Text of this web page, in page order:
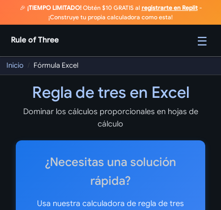
🎉 ¡TIEMPO LIMITADO!Obtén $10 GRATIS al registrarte en Replit-
¡Construye tu propia calculadora como esta!
Rule of Three ☰
Inicio / Fórmula Excel
Regla de tres en Excel
Dominar los cálculos proporcionales en hojas de
cálculo
¿Necesitas una solución
rápida?
Usa nuestra calculadora de regla de tres